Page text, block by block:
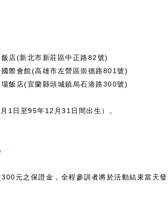
店(新北市新莊區中正路82號)
際會館(高雄市左營區崇德路801號)
飯店(宜蘭縣頭城鎮烏石港路300號)
1日至95年12月31日間出生）。
元之保證金，全程參訓者將於活動結束當天